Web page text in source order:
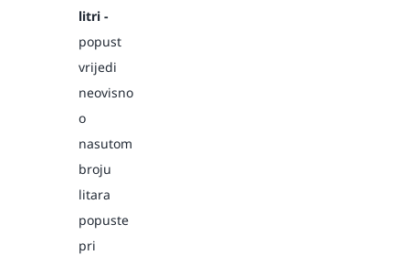
litri -
popust
vrijedi
neovisno
o
nasutom
broju
litara
popuste
pri